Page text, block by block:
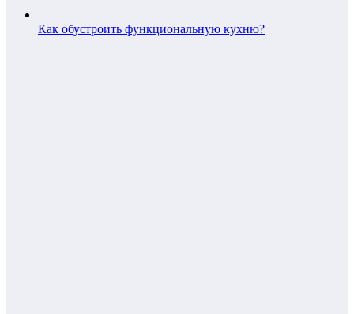
Как обустроить функциональную кухню?